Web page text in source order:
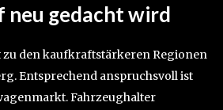
gedacht wird
zu den kaufkraftstärkeren Regionen
Entsprechend anspruchsvoll ist
Fahrzeughalter